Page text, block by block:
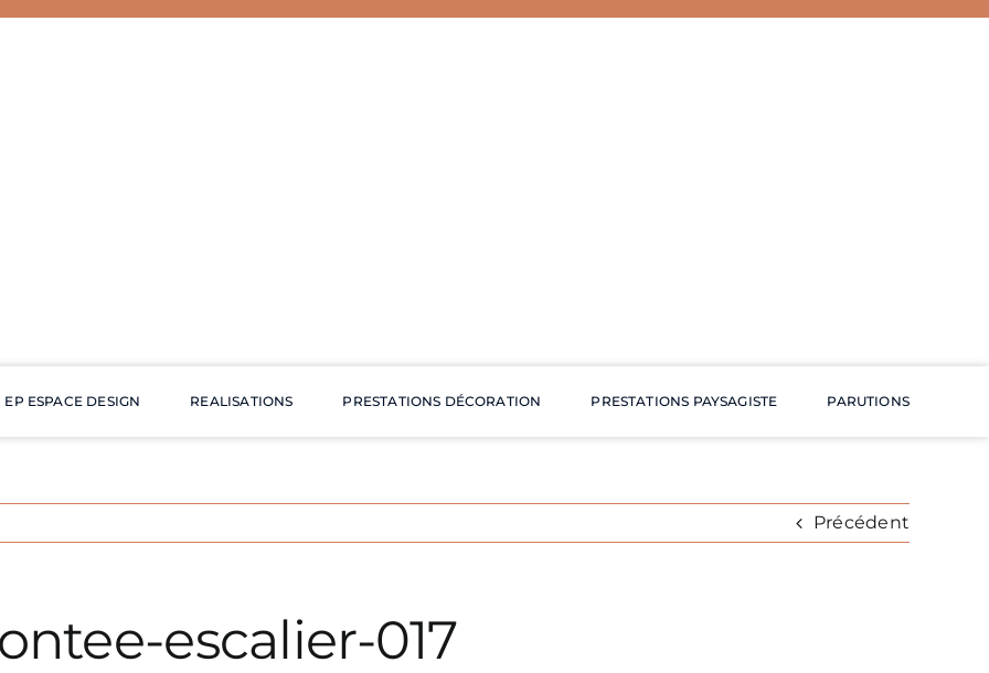
EP ESPACE DESIGN REALISATIONS PRESTATIONS DÉCORATION PRESTATIONS PAYSAGISTE PARUTIONS
Précédent
escalier-017